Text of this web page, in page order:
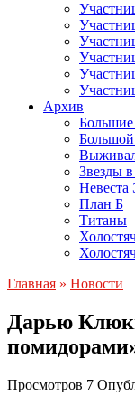
Архив
Большие
Звезды
Невеста
План Б
Титаны
Главная » Новости
Дарью
Просмотров 7